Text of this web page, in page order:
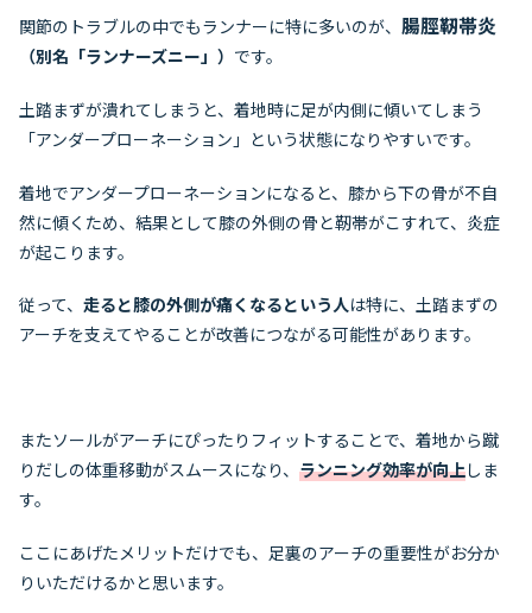
関節のトラブルの中でもランナーに特に多いのが、 腸脛靭帯炎
（別名「ランナーズニー」） です。
土踏まずが潰れてしまうと、着地時に足が内側に傾いてしまう
「アンダープローネーション」という状態になりやすいです。
着地でアンダープローネーションになると、膝から下の骨が不自
然に傾くため、結果として膝の外側の骨と靭帯がこすれて、炎症
が起こります。
従って、 走ると膝の外側が痛くなるという人は特に、土踏まずの
アーチを支えてやることが改善につながる可能性があります。
またソールがアーチにぴったりフィットすることで、着地から蹴
りだしの体重移動がスムースになり、 ランニング効率が向上しま
す。
ここにあげたメリットだけでも、足裏のアーチの重要性がお分か
りいただけるかと思います。